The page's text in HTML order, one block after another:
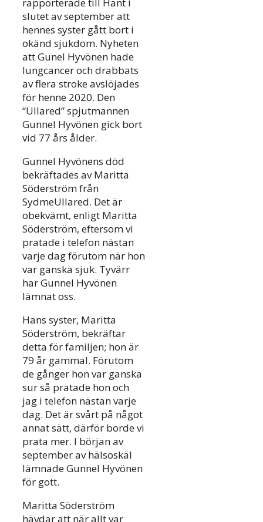
rapporterade till Hänt i
slutet av september att
hennes syster gått bort i
okänd sjukdom. Nyheten
att Gunel Hyvönen hade
lungcancer och drabbats
av flera stroke avslöjades
för henne 2020. Den
“Ullared” spjutmannen
Gunnel Hyvönen gick bort
vid 77 års ålder.
Gunnel Hyvönens död
bekräftades av Maritta
Söderström från
SydmeUllared. Det är
obekvämt, enligt Maritta
Söderström, eftersom vi
pratade i telefon nästan
varje dag förutom när hon
var ganska sjuk. Tyvärr
har Gunnel Hyvönen
lämnat oss.
Hans syster, Maritta
Söderström, bekräftar
detta för familjen; hon är
79 år gammal. Förutom
de gånger hon var ganska
sur så pratade hon och
jag i telefon nästan varje
dag. Det är svårt på något
annat sätt, därför borde vi
prata mer. I början av
september av hälsoskäl
lämnade Gunnel Hyvönen
för gott.
Maritta Söderström
hävdar att när allt var